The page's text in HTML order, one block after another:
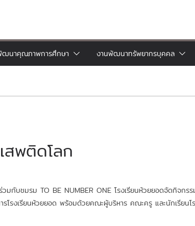
ฒนาคุณภาพการศึกษา งานพัฒนาทรัพยากรบุคคล
สพติดโลก
บชมรม TO BE NUMBER ONE โรงเรียนห้วยยอดจัดกิจกร
งเรียนห้วยยอด พร้อมด้วยคณะผู้บริหาร คณะครู และนักเรียน